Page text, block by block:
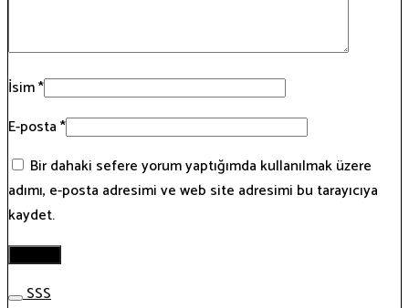
İsim*
E-posta*
Bir dahaki sefere yorum yaptığımda kullanılmak üzere
adımı, e-posta adresimi ve web site adresimi bu tarayıcıya
kaydet.
SSS